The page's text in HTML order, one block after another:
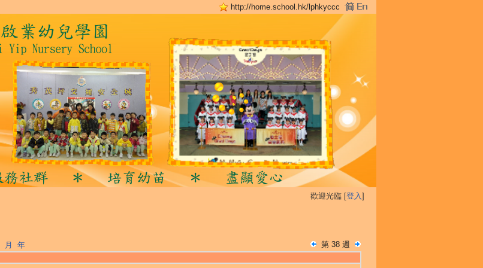
http://home.school.hk/lphkyccc
歡迎光臨 [登入]
月 年
第 38 週